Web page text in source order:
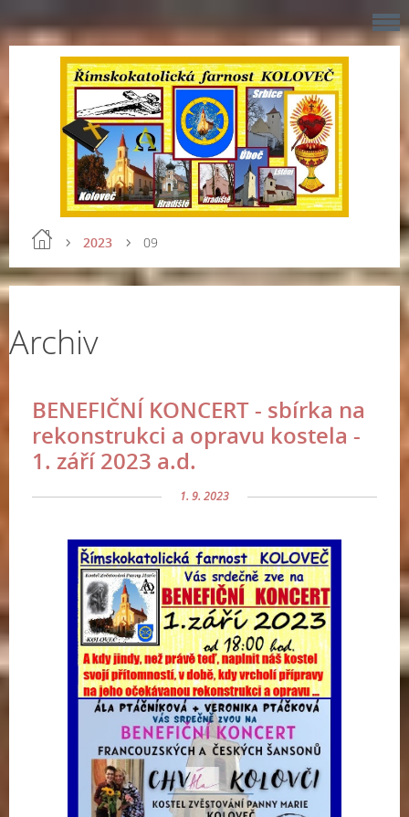
2023 09
Archiv
BENEFIČNÍ KONCERT - sbírka na
rekonstrukci a opravu kostela -
1. září 2023 a.d.
1. 9. 2023